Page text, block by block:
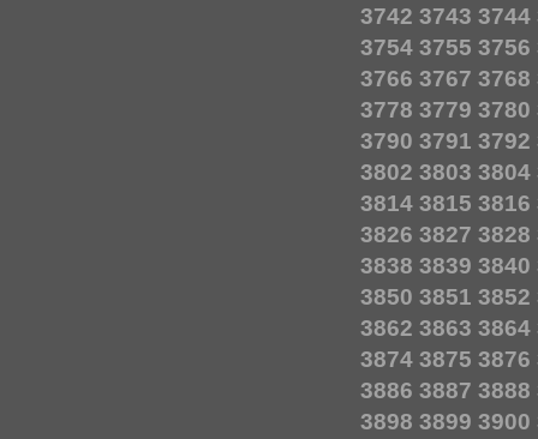
3742 3743 3744
3754 3755 3756
3766 3767 3768
3778 3779 3780
3790 3791 3792
3802 3803 3804
3814 3815 3816
3826 3827 3828
3838 3839 3840
3850 3851 3852
3862 3863 3864
3874 3875 3876
3886 3887 3888
3898 3899 3900